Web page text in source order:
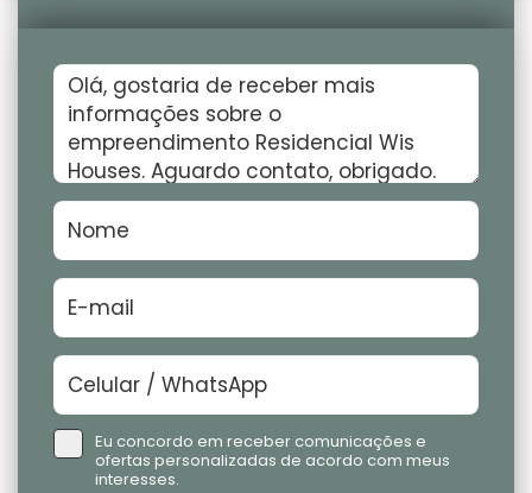
Eu concordo em receber comunicações e
ofertas personalizadas de acordo com meus
interesses.